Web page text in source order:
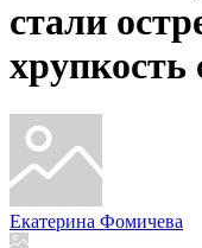
стали
хрупкость
Екатерина Фомичева